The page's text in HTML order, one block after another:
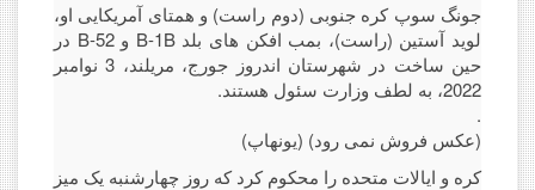
جونگ سوپ کره جنوبی (دوم راست) و همتای آمریکایی او،
لوید آستین (راست)، بمب افکن های بلد B-1B و B-52 در
حین ساخت در شهرستان اندروز جورج، مریلند، 3 نوامبر
2022، به لطف وزارت سئول هستند.
.
(عکس فروش نمی رود) (یونهاپ)
کره و ایالات متحده را محکوم کرد که روز چهارشنبه یک میز